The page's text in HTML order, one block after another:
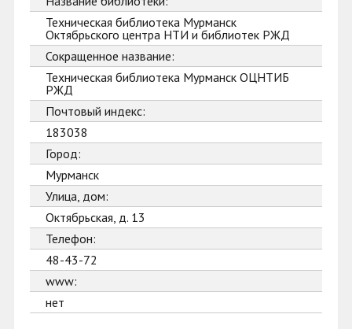
Техническая библиотека Мурманск
Октябрьского центра НТИ и библиотек РЖД
Сокращенное название:
Техническая библиотека Мурманск ОЦНТИБ
РЖД
Почтовый индекс:
183038
Город:
Мурманск
Улица, дом:
Октябрьская, д. 13
Телефон:
48-43-72
www:
нет